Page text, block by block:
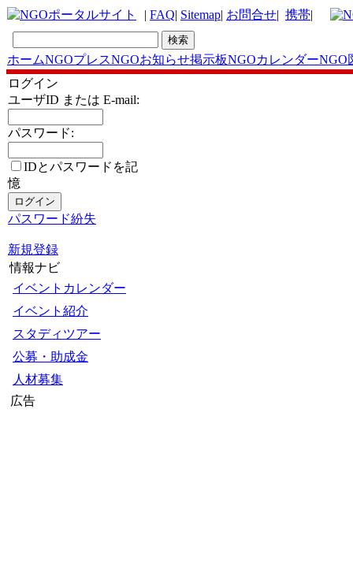
| FAQ| Sitemap| お問合せ| 携帯|
ホームNGOプレスNGOお知らせ掲示板NGOカレンダーNGO
ログイン
ユーザID または E-mail:
パスワード:
IDとパスワードを記
憶
パスワード紛失
新規登録
情報ナビ
イベントカレンダー
イベント紹介
スタディツアー
公募・助成金
人材募集
広告